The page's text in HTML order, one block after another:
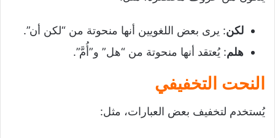
لكن: يرى بعض اللغويين أنها منحوتة من “لكن أن”.
هلم: يُعتقد أنها منحوتة من “هل” و”أُمَّ”.
النحت التخفيفي
يُستخدم لتخفيف بعض العبارات، مثل: